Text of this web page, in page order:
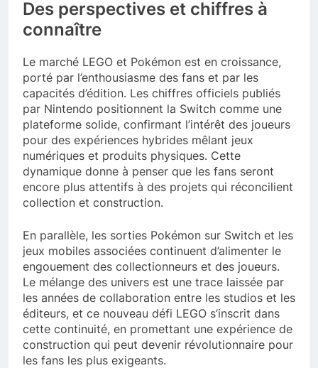
Des perspectives et chiffres à
connaître
Le marché LEGO et Pokémon est en croissance,
porté par l’enthousiasme des fans et par les
capacités d’édition. Les chiffres officiels publiés
par Nintendo positionnent la Switch comme une
plateforme solide, confirmant l’intérêt des joueurs
pour des expériences hybrides mêlant jeux
numériques et produits physiques. Cette
dynamique donne à penser que les fans seront
encore plus attentifs à des projets qui réconcilient
collection et construction.
En parallèle, les sorties Pokémon sur Switch et les
jeux mobiles associées continuent d’alimenter le
engouement des collectionneurs et des joueurs.
Le mélange des univers est une trace laissée par
les années de collaboration entre les studios et les
éditeurs, et ce nouveau défi LEGO s’inscrit dans
cette continuité, en promettant une expérience de
construction qui peut devenir révolutionnaire pour
les fans les plus exigeants.